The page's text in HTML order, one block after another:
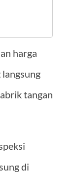
harga
tangan
di